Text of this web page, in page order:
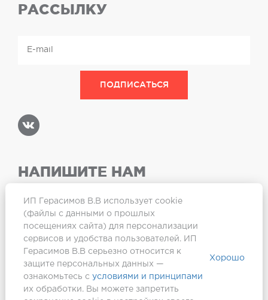
РАССЫЛКУ
НАПИШИТЕ НАМ
ИП Герасимов В.В использует cookie
(файлы с данными о прошлых
посещениях сайта) для персонализации
сервисов и удобства пользователей. ИП
Герасимов В.В серьезно относится к
защите персональных данных —
ознакомьтесь с условиями и принципами
их обработки. Вы можете запретить
Хорошо